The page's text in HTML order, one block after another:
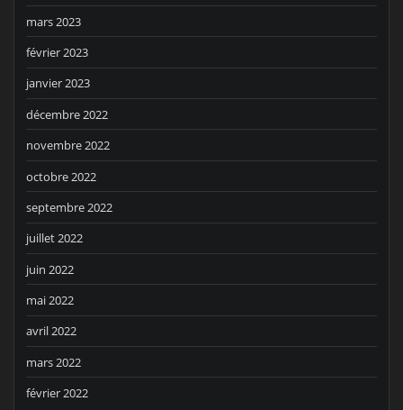
mars 2023
février 2023
janvier 2023
décembre 2022
novembre 2022
octobre 2022
septembre 2022
juillet 2022
juin 2022
mai 2022
avril 2022
mars 2022
février 2022